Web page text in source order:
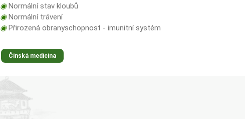
◉Normální stav kloubů
◉Normální trávení
◉Přirozená obranyschopnost - imunitní systém
Čínská medicína